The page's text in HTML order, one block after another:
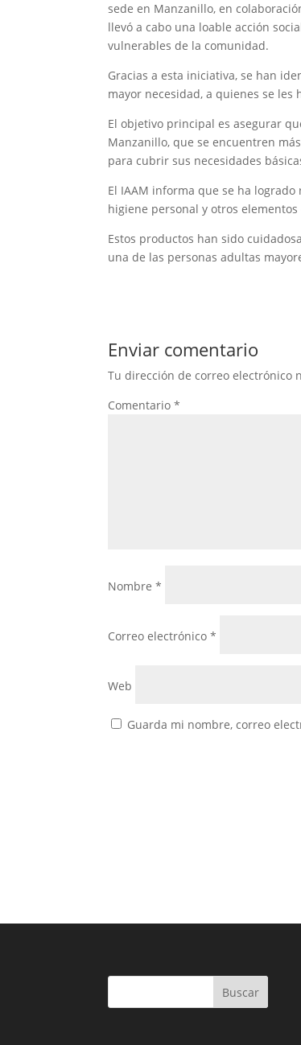
sede en Manzanillo, en
llevó a cabo una loable acción
vulnerables de la comunidad.
Gracias a esta iniciativa, se han
mayor necesidad, a quienes se
El objetivo principal es asegurar
Manzanillo, que se encuentren
para cubrir sus necesidades
El IAAM informa que se ha
higiene personal y otros
Estos productos han sido
una de las personas adultas
Enviar comentario
Tu dirección de correo electrónico
Comentario*
Nombre*
Correo electrónico*
Web
Guarda mi nombre, correo
Buscar